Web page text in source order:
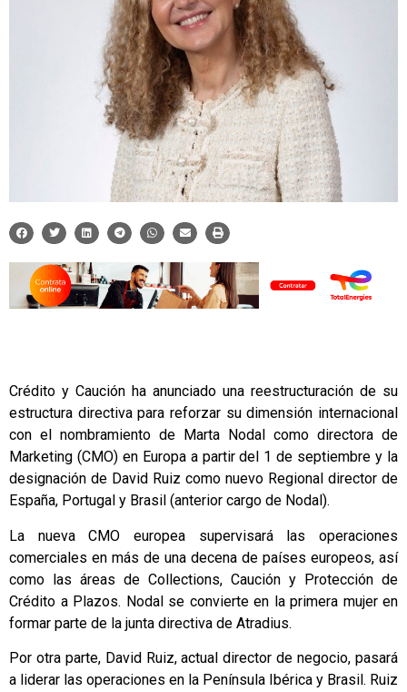
Crédito y Caución ha anunciado una reestructuración de su
estructura directiva para reforzar su dimensión internacional
con el nombramiento de Marta Nodal como directora de
Marketing (CMO) en Europa a partir del 1 de septiembre y la
designación de David Ruiz como nuevo Regional director de
España, Portugal y Brasil (anterior cargo de Nodal).
La nueva CMO europea supervisará las operaciones
comerciales en más de una decena de países europeos, así
como las áreas de Collections, Caución y Protección de
Crédito a Plazos. Nodal se convierte en la primera mujer en
formar parte de la junta directiva de Atradius.
Por otra parte, David Ruiz, actual director de negocio, pasará
a liderar las operaciones en la Península Ibérica y Brasil. Ruiz